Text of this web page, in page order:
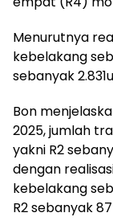
Menurutnya
kebelakang
sebanyak
Bon
2025, jumlah
yakni R2
dengan
kebelakang
R2 sebanyak